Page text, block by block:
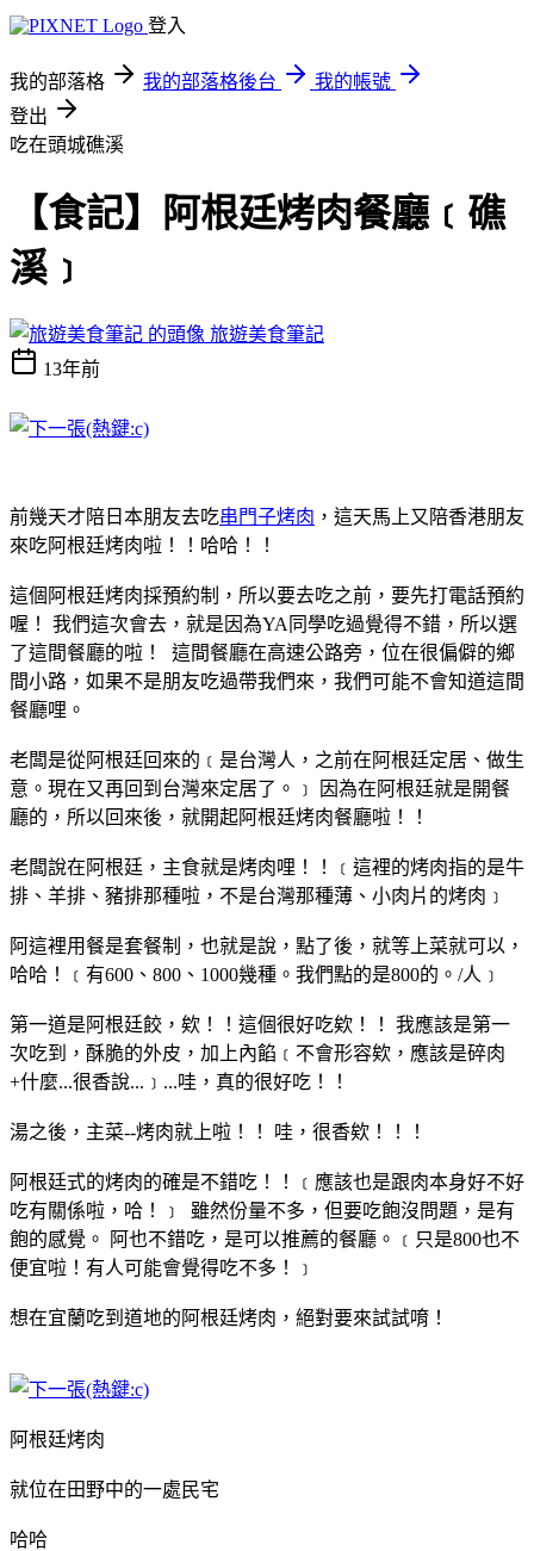
登入
我的部落格 我的部落格後台
我的帳號
登出
吃在頭城礁溪
【食記】阿根廷烤肉餐廳﹝礁
溪﹞
旅遊美食筆記
13年前
前幾天才陪日本朋友去吃串門子烤肉 ，這天馬上又陪香港朋友
來吃阿根廷烤肉啦！！哈哈！！
這個阿根廷烤肉採預約制，所以要去吃之前，要先打電話預約
喔！ 我們這次會去，就是因為YA同學吃過覺得不錯，所以選
了這間餐廳的啦！ 這間餐廳在高速公路旁，位在很偏僻的鄉
間小路，如果不是朋友吃過帶我們來，我們可能不會知道這間
餐廳哩。
老闆是從阿根廷回來的﹝是台灣人，之前在阿根廷定居、做生
意。現在又再回到台灣來定居了。﹞ 因為在阿根廷就是開餐
廳的，所以回來後，就開起阿根廷烤肉餐廳啦！！
老闆說在阿根廷，主食就是烤肉哩！！﹝這裡的烤肉指的是牛
排、羊排、豬排那種啦，不是台灣那種薄、小肉片的烤肉﹞
阿這裡用餐是套餐制，也就是說，點了後，就等上菜就可以，
哈哈！﹝有600、800、1000幾種。我們點的是800的。/人﹞
第一道是阿根廷餃，欸！！這個很好吃欸！！ 我應該是第一
次吃到，酥脆的外皮，加上內餡﹝不會形容欸，應該是碎肉
+什麼...很香說...﹞...哇，真的很好吃！！
湯之後，主菜--烤肉就上啦！！ 哇，很香欸！！！
阿根廷式的烤肉的確是不錯吃！！﹝應該也是跟肉本身好不好
吃有關係啦，哈！﹞ 雖然份量不多，但要吃飽沒問題，是有
飽的感覺。 阿也不錯吃，是可以推薦的餐廳。﹝只是800也不
便宜啦！有人可能會覺得吃不多！﹞
想在宜蘭吃到道地的阿根廷烤肉，絕對要來試試唷！
阿根廷烤肉
就位在田野中的一處民宅
哈哈